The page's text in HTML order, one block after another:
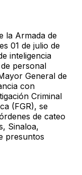
la Armada de
01 de julio de
inteligencia
personal
General de
con
Criminal
(FGR), se
de cateo
Sinaloa,
presuntos